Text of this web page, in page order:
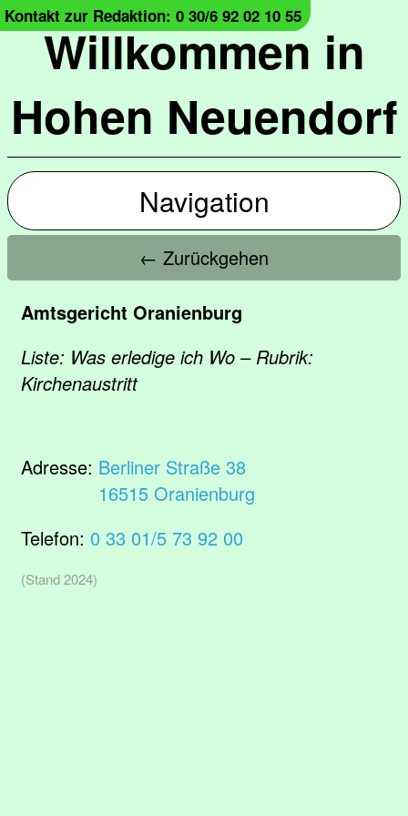
Willkommen in
Hohen Neuendorf
Kontakt zur Redaktion: 0 30/6 92 02 10 55
Navigation
← Zurückgehen
Amtsgericht Oranienburg
Liste: Was erledige ich Wo – Rubrik:
Kirchenaustritt
Adresse: Berliner Straße 38
16515 Oranienburg
Telefon: 0 33 01/5 73 92 00
(Stand 2024)